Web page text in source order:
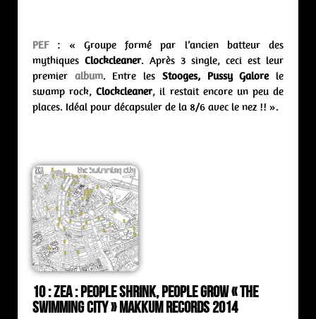
PEF: « Groupe formé par l’ancien batteur des
mythiques Clockcleaner. Après 3 single, ceci est leur
premier album. Entre les Stooges, Pussy Galorele
swamp rock,Clockcleaner, il restait encore un peu de
places. Idéal pour décapsuler de la 8/6 avec le nez !! ».
10 : Zea : people shrink, people grow « The
Swimming City » Makkum Records 2014